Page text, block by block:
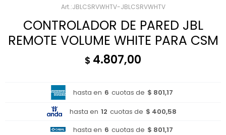
JBLCSRVWHTV-JBLCSRVWHTV
CONTROLADOR DE PARED JBL
REMOTE VOLUME WHITE PARA CSM
$ 4.807,00
hasta en 6 cuotas de $ 801,17
hasta en 12 cuotas de $ 400,58
hasta en 6 cuotas de $ 801,17